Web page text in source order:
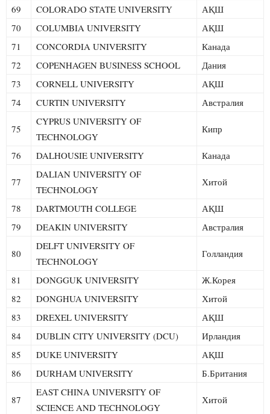
69
COLORADO STATE UNIVERSITY
АҚШ
70
COLUMBIA UNIVERSITY
АҚШ
71
CONCORDIA UNIVERSITY
Канада
72
COPENHAGEN BUSINESS SCHOOL
Дания
73
CORNELL UNIVERSITY
АҚШ
74
CURTIN UNIVERSITY Австралия
75
CYPRUS UNIVERSITY OF
TECHNOLOGY
Кипр
76 DALHOUSIE UNIVERSITY Канада
77
DALIAN UNIVERSITY OF
TECHNOLOGY
Хитой
78 DARTMOUTH COLLEGE
АҚШ
79
DEAKIN UNIVERSITY Австралия
80
DELFT UNIVERSITY OF
TECHNOLOGY
Голландия
81 DONGGUK UNIVERSITY
Ж.Корея
82
DONGHUA UNIVERSITY
Хитой
83
DREXEL UNIVERSITY
АҚШ
84
DUBLIN CITY UNIVERSITY (DCU)
Ирландия
85
DUKE UNIVERSITY
АҚШ
86
DURHAM UNIVERSITY Б.Британия
87
EAST CHINA UNIVERSITY OF
SCIENCE AND TECHNOLOGY
Хитой